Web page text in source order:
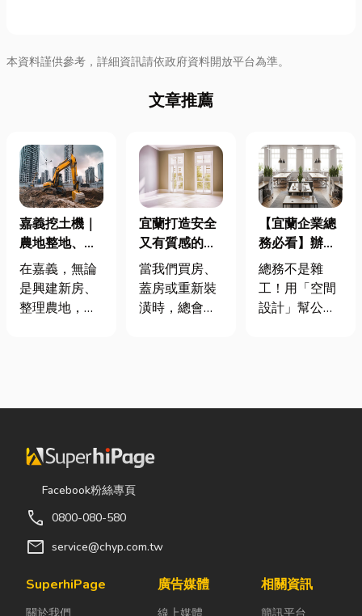
本資料謹供參考，詳細資訊請依政府資料開放平台為準。
文章推薦
嘉義挖土機｜
農地整地、基
地開挖、土方
清運
在嘉義，無論
是興建新房、
整理農地，還
的嘉義挖土
速完成開挖、
整地與回填工
作，更能大幅
間，提高工程
效率。對許多
言，從農田整
宜蘭打造安全
又有質感的
家，從專業門
窗開始
當我們買房、
蓋房或重新裝
潢時，總會把
天都在使用的
門窗不只是遮
通風與生活品
氣候潮濕多
【宜蘭企業總
務必看】辦公
室如何打造高
效能職場？從
辦公桌椅、系
總務不是雜
工！用「空間
設計」幫公司
公室時，常覺
辦公室空間設
Facebook粉絲專頁
call 0800-080-580
mail service@chyp.com.tw
SuperhiPage
關於我們
廣告媒體
線上媒體
相關資訊
簡訊平台